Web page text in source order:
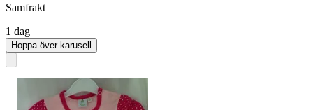
Samfrakt
1 dag
Hoppa över karusell